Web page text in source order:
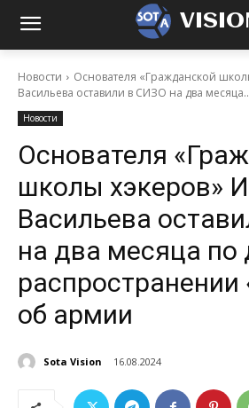
Новости
Основателя «Гражданской
Васильева оставили в СИЗО на два
Новости
Основателя
школы хэкеров»
Васильева
на два месяца по
распространении
об армии
Sota Vision 16.08.2024